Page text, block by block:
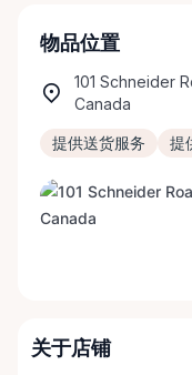
物品位置
101 Schneider
Canada
提供送货服务 提
关于店铺